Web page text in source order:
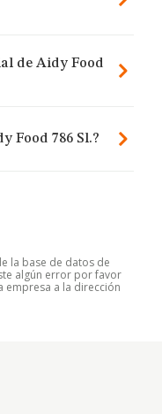
de Aidy Food
Food 786 Sl.?
la base de datos de
algún error por favor
empresa a la dirección